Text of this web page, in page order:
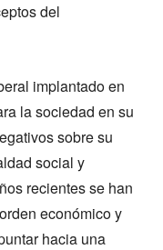
del
implantado en
la sociedad en su
sobre su
social y
recientes se han
económico y
hacia una